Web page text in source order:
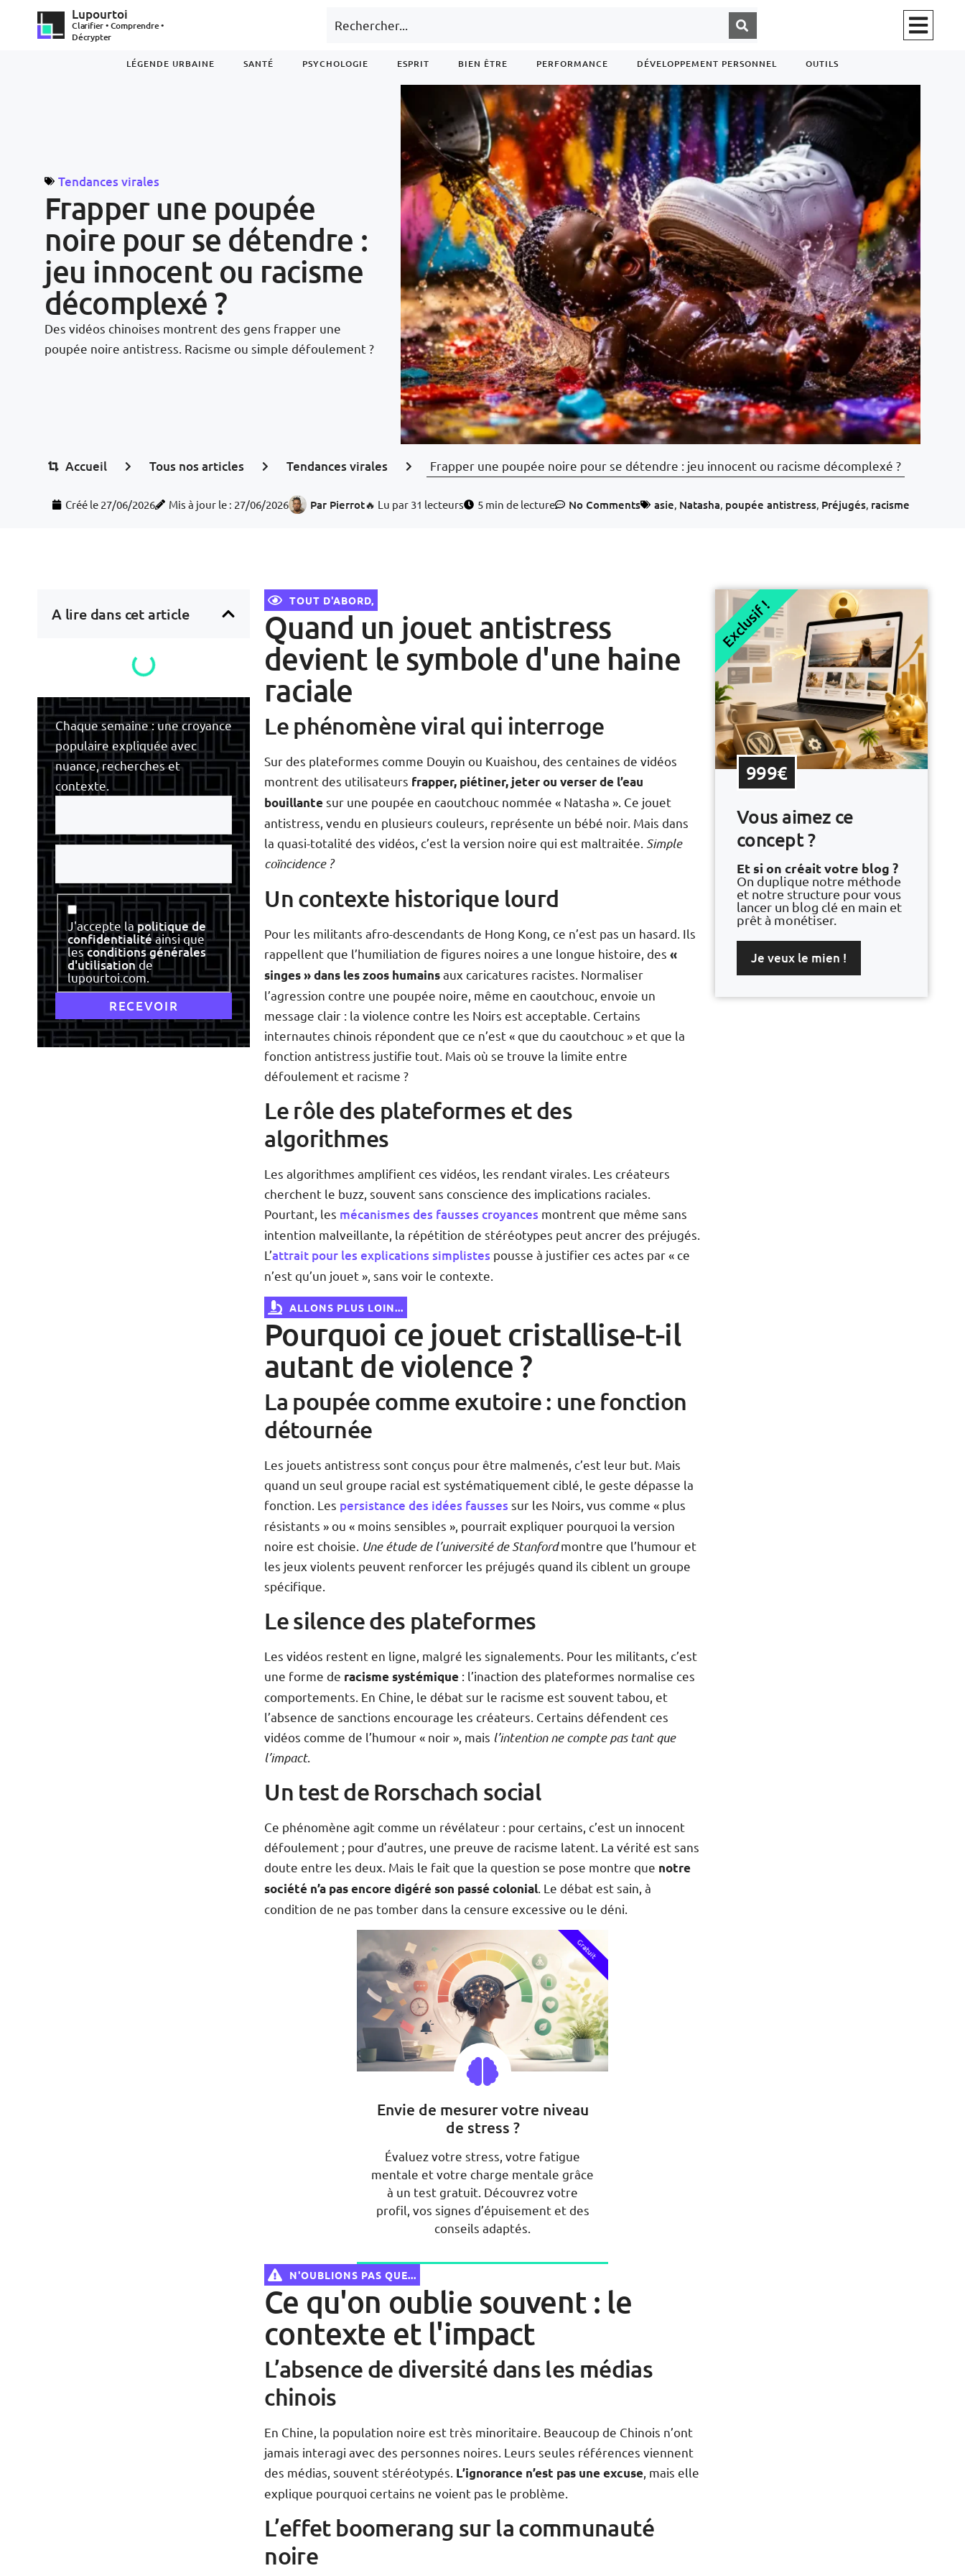
Lupourtoi
Clarifier • Comprendre •
Décrypter
LÉGENDE URBAINE SANTÉ PSYCHOLOGIE ESPRIT BIEN ÊTRE PERFORMANCE DÉVELOPPEMENT PERSONNEL OUTILS
Frapper une poupée
noire pour se détendre :
jeu innocent ou racisme
décomplexé ?
Tendances virales
Des vidéos chinoises montrent des gens frapper une
poupée noire antistress. Racisme ou simple défoulement ?
Accueil Tous nos articles Tendances virales Frapper une poupée noire pour se détendre : jeu innocent ou racisme décomplexé ?
Créé le 27/06/2026 Mis à jour le : 27/06/2026 Par Pierrot🔥 Lu par 31 lecteurs 5 min de lecture No Comments asie, Natasha, poupée antistress, Préjugés, racisme
A lire dans cet article
Chaque semaine : une croyance
populaire expliquée avec
nuance, recherches et
contexte.
Votre
e-
mail
Votre
nom
Consentement
J'accepte lapolitique de
confidentialitéainsi que
lesconditions générales
d'utilisation de
lupourtoi.com.
TOUT D'ABORD,
Quand un jouet antistress
devient le symbole d'une haine
raciale
Le phénomène viral qui interroge
Sur des plateformes comme Douyin ou Kuaishou, des centaines de vidéos
montrent des utilisateurs frapper, piétiner, jeter ou verser de l’eau
bouillantesur une poupée en caoutchouc nommée « Natasha ». Ce jouet
antistress, vendu en plusieurs couleurs, représente un bébé noir. Mais dans
la quasi-totalité des vidéos, c’est la version noire qui est maltraitée. Simple
coïncidence ?
Un contexte historique lourd
Pour les militants afro-descendants de Hong Kong, ce n’est pas un hasard. Ils
rappellent que l’humiliation de figures noires a une longue histoire, des«
singes » dans les zoos humainsaux caricatures racistes. Normaliser
l’agression contre une poupée noire, même en caoutchouc, envoie un
message clair : la violence contre les Noirs est acceptable. Certains
internautes chinois répondent que ce n’est « que du caoutchouc » et que la
fonction antistress justifie tout. Mais où se trouve la limite entre
défoulement et racisme ?
Le rôle des plateformes et des
algorithmes
Les algorithmes amplifient ces vidéos, les rendant virales. Les créateurs
cherchent le buzz, souvent sans conscience des implications raciales.
Pourtant, les mécanismes des fausses croyances montrent que même sans
intention malveillante, la répétition de stéréotypes peut ancrer des préjugés.
L’attrait pour les explications simplistes pousse à justifier ces actes par « ce
n’est qu’un jouet », sans voir le contexte.
ALLONS PLUS LOIN...
Pourquoi ce jouet cristallise-t-il
autant de violence ?
La poupée comme exutoire : une fonction
détournée
Les jouets antistress sont conçus pour être malmenés, c’est leur but. Mais
quand un seul groupe racial est systématiquement ciblé, le geste dépasse la
fonction. Les persistance des idées fausses sur les Noirs, vus comme « plus
résistants » ou « moins sensibles », pourrait expliquer pourquoi la version
noire est choisie. Une étude de l’université de Stanfordmontre que l’humour et
les jeux violents peuvent renforcer les préjugés quand ils ciblent un groupe
spécifique.
Le silence des plateformes
Les vidéos restent en ligne, malgré les signalements. Pour les militants, c’est
une forme de racisme systémique : l’inaction des plateformes normalise ces
comportements. En Chine, le débat sur le racisme est souvent tabou, et
l’absence de sanctions encourage les créateurs. Certains défendent ces
vidéos comme de l’humour « noir », mais l’intention ne compte pas tant que
l’impact.
Un test de Rorschach social
Ce phénomène agit comme un révélateur : pour certains, c’est un innocent
défoulement ; pour d’autres, une preuve de racisme latent. La vérité est sans
doute entre les deux. Mais le fait que la question se pose montre que notre
société n’a pas encore digéré son passé colonial. Le débat est sain, à
condition de ne pas tomber dans la censure excessive ou le déni.
Gratuit
Envie de mesurer votre niveau
de stress ?
Évaluez votre stress, votre fatigue
mentale et votre charge mentale grâce
à un test gratuit. Découvrez votre
profil, vos signes d’épuisement et des
conseils adaptés.
Vérifier maintenant !
N'OUBLIONS PAS QUE...
Ce qu'on oublie souvent : le
contexte et l'impact
L’absence de diversité dans les médias
chinois
En Chine, la population noire est très minoritaire. Beaucoup de Chinois n’ont
jamais interagi avec des personnes noires. Leurs seules références viennent
des médias, souvent stéréotypés. L’ignorance n’est pas une excuse , mais elle
explique pourquoi certains ne voient pas le problème.
L’effet boomerang sur la communauté
noire
999€
Vous aimez ce
concept ?
Et si on créait votre blog ?
On duplique notre méthode
et notre structure pour vous
lancer un blog clé en main et
prêt à monétiser.
Je veux le mien !
Exclusif !